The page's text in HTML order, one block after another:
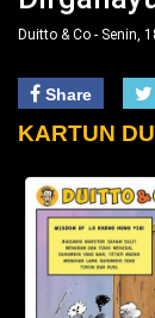
Duitto & Co - Senin,
Share
KARTUN